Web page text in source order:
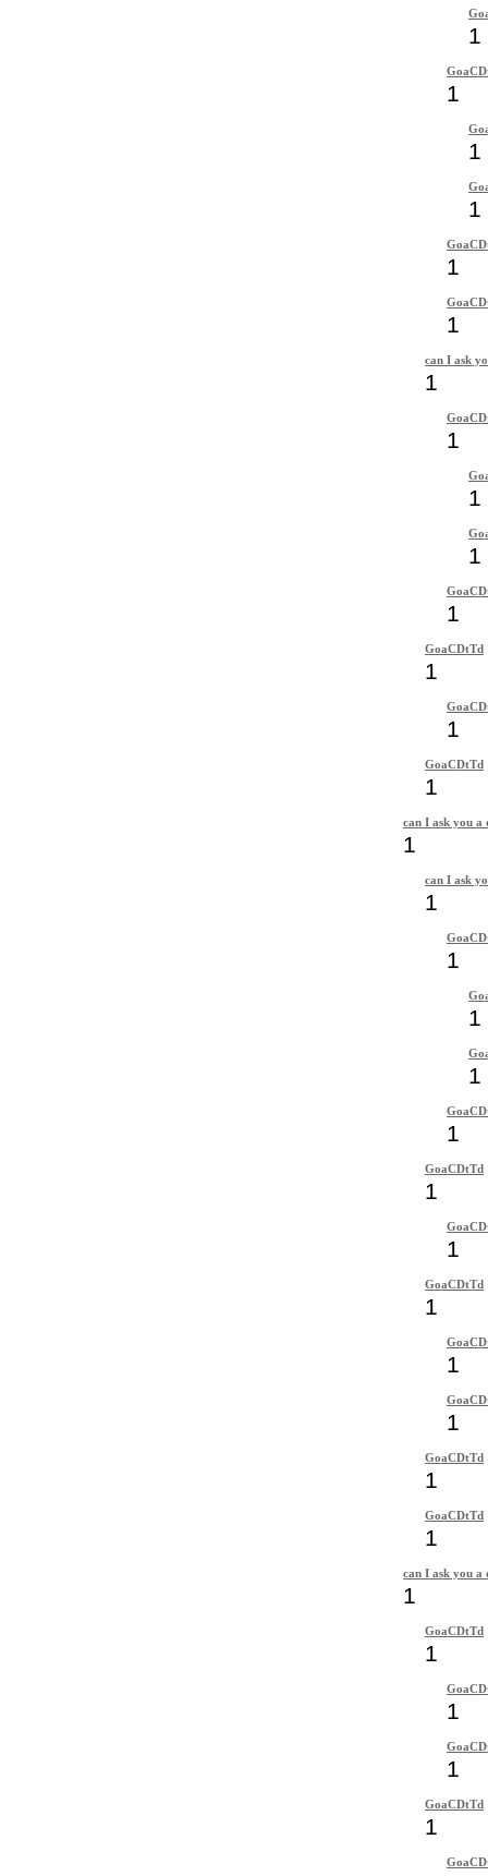
1
1
1
1
1
1
can I ask
1
1
1
1
1
GoaCDtTd
1
1
GoaCDtTd
1
can I ask you a
1
can I ask
1
1
1
1
1
GoaCDtTd
1
1
GoaCDtTd
1
1
1
GoaCDtTd
1
GoaCDtTd
1
can I ask you a
1
GoaCDtTd
1
1
1
GoaCDtTd
1